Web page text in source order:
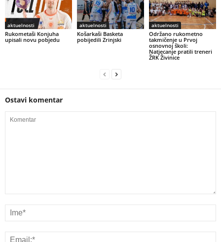
aktuelnosti
Rukometaši Konjuha
upisali novu pobjedu
aktuelnosti
Košarkaši Basketa
pobijedili Zrinjski
aktuelnosti
Održano rukometno
takmičenje u Prvoj
osnovnoj školi:
Natjecanje pratili treneri
ŽRK Živinice
Ostavi komentar